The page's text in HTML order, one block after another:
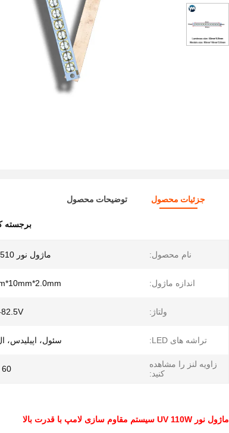
جزئیات محصول توضیحات محصول
برجسته
نام محصول: ماژول نور UV 9510
اندازه ماژول:
ولتاژ:
تراشه های LED: سئول، اپیلیدس،
زاویه لنز را مشاهده
کنید:
60 درجه
ماژول نور UV 110W سیستم مقاوم سازی لامپ با قدرت بالا